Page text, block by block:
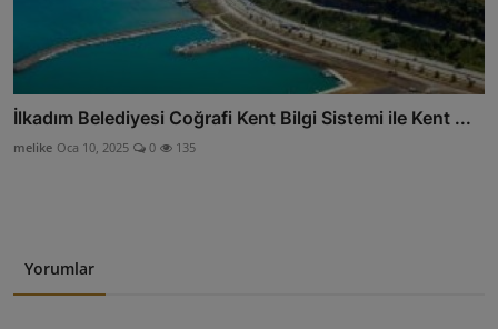
İlkadım Belediyesi Coğrafi Kent Bilgi Sistemi ile Kent ...
melike Oca 10, 2025 0 135
Yorumlar